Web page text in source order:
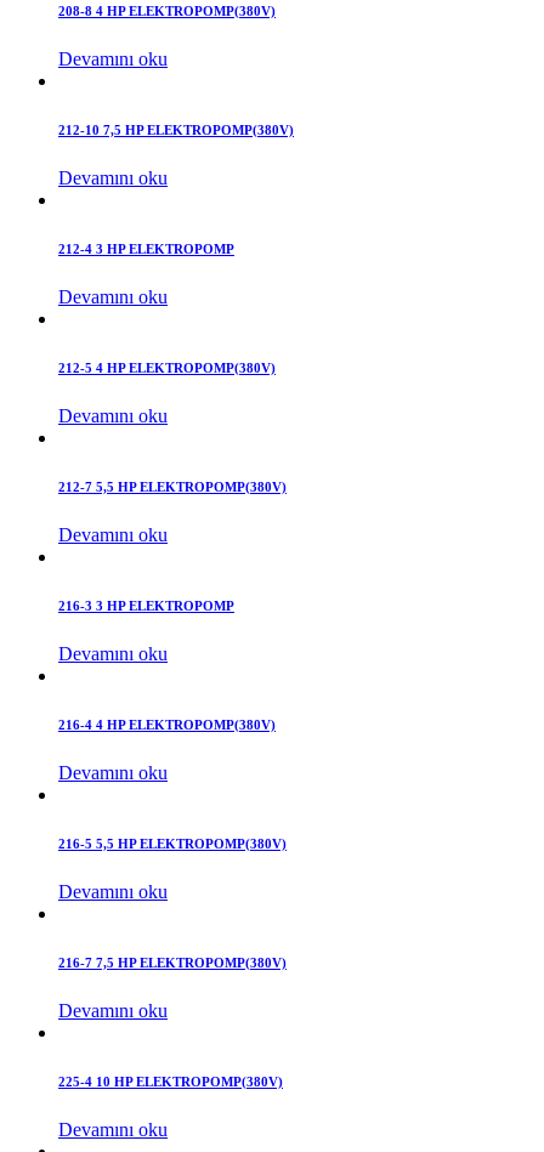
208-8 4 HP ELEKTROPOMP(380V)
Devamını oku
212-10 7,5 HP ELEKTROPOMP(380V)
Devamını oku
212-4 3 HP ELEKTROPOMP
Devamını oku
212-5 4 HP ELEKTROPOMP(380V)
Devamını oku
212-7 5,5 HP ELEKTROPOMP(380V)
Devamını oku
216-3 3 HP ELEKTROPOMP
Devamını oku
216-4 4 HP ELEKTROPOMP(380V)
Devamını oku
216-5 5,5 HP ELEKTROPOMP(380V)
Devamını oku
216-7 7,5 HP ELEKTROPOMP(380V)
Devamını oku
225-4 10 HP ELEKTROPOMP(380V)
Devamını oku